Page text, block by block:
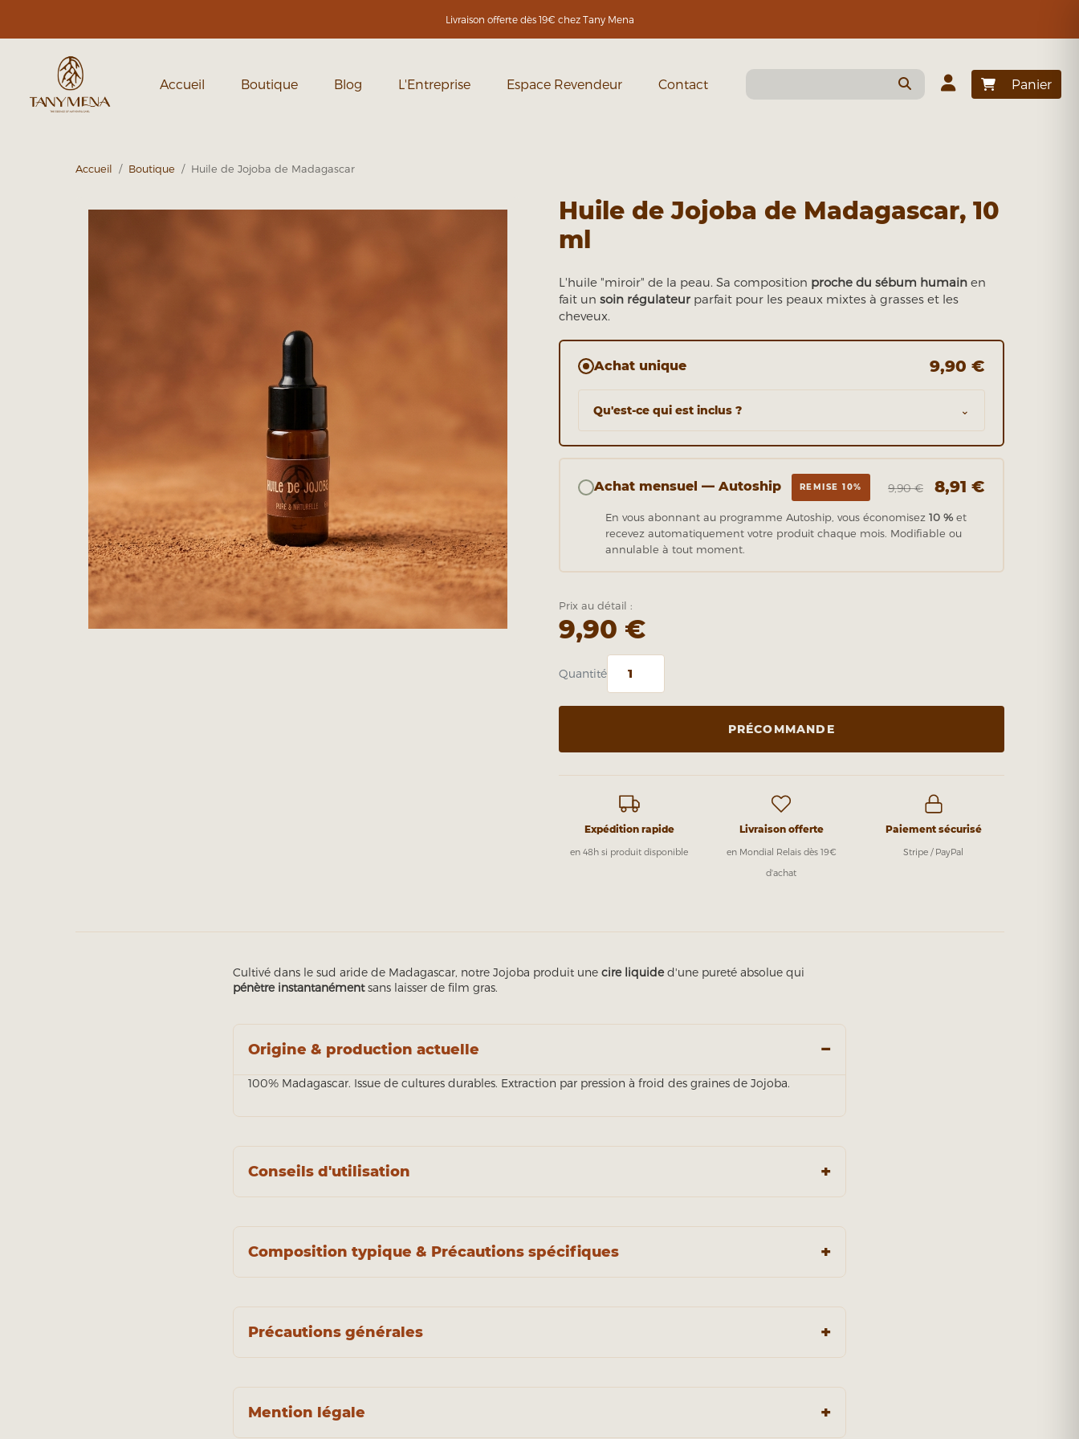
Livraison offerte dès 19€ chez Tany Mena
Accueil Boutique Blog L'Entreprise Espace Revendeur Contact Panier
Accueil / Boutique / Huile de Jojoba de Madagascar
Huile de Jojoba de Madagascar, 10
ml
L'huile "miroir" de la peau. Sa composition proche du sébum humain en
fait un soin régulateur parfait pour les peaux mixtes à grasses et les
cheveux.
Achat unique 9,90 €
Qu'est-ce qui est inclus ? ⌄
Achat mensuel — Autoship REMISE 10% 9,90 € 8,91 €
En vous abonnant au programme Autoship, vous économisez 10 %et
recevez automatiquement votre produit chaque mois. Modifiable ou
annulable à tout moment.
Prix au détail :
9,90 €
Quantité
PRÉCOMMANDE
Expédition rapide
en 48h si produit disponible
Livraison offerte
en Mondial Relais dès 19€
d'achat
Paiement sécurisé
Stripe / PayPal
Cultivé dans le sud aride de Madagascar, notre Jojoba produit unecire liquided'une pureté absolue qui
pénètre instantanémentsans laisser de film gras.
Origine & production actuelle
100% Madagascar. Issue de cultures durables. Extraction par pression à froid des graines de Jojoba.
Conseils d'utilisation
Composition typique & Précautions spécifiques
Précautions générales
Mention légale